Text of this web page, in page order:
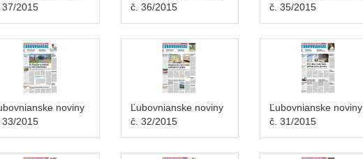
37/2015
č. 36/2015
č. 35/2015
noviny
33/2015
Ľubovnianske noviny
č. 32/2015
Ľubovnianske noviny
č. 31/2015